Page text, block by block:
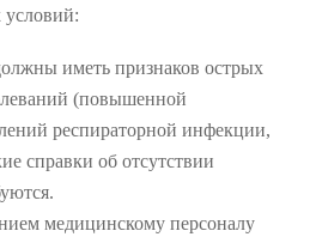
иметь признаков острых
(повышенной
респираторной инфекции,
справки об отсутствии
медицинскому персоналу